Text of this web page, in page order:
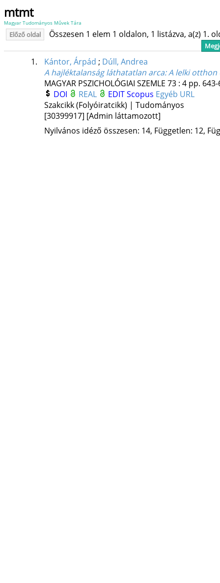
mtmt
Magyar Tudományos Művek Tára
Előző oldal Összesen 1 elem 1 oldalon, 1 listázva, a(z) 1.
1. Kántor, Árpád ; Dúll, Andrea
A hajléktalanság láthatatlan arca: A lelki
MAGYAR PSZICHOLÓGIAI SZEMLE 73: 4 pp.
DOI
REAL EDITScopus Egyéb URL
Szakcikk (Folyóiratcikk) | Tudományos
[30399917] [Admin láttamozott]
Nyilvános idéző összesen: 14, Független: 12,